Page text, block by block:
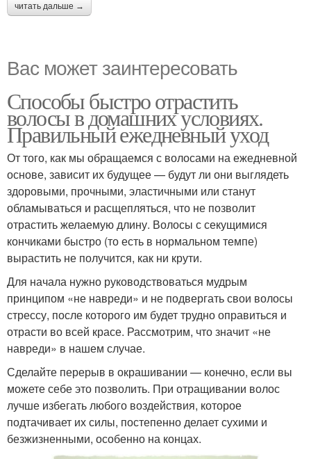
читать дальше →
Вас может заинтересовать
Способы быстро отрастить
волосы в домашних условиях.
Правильный ежедневный уход
От того, как мы обращаемся с волосами на ежедневной
основе, зависит их будущее — будут ли они выглядеть
здоровыми, прочными, эластичными или станут
обламываться и расщепляться, что не позволит
отрастить желаемую длину. Волосы с секущимися
кончиками быстро (то есть в нормальном темпе)
вырастить не получится, как ни крути.
Для начала нужно руководствоваться мудрым
принципом «не навреди» и не подвергать свои волосы
стрессу, после которого им будет трудно оправиться и
отрасти во всей красе. Рассмотрим, что значит «не
навреди» в нашем случае.
Сделайте перерыв в окрашивании — конечно, если вы
можете себе это позволить. При отращивании волос
лучше избегать любого воздействия, которое
подтачивает их силы, постепенно делает сухими и
безжизненными, особенно на концах.